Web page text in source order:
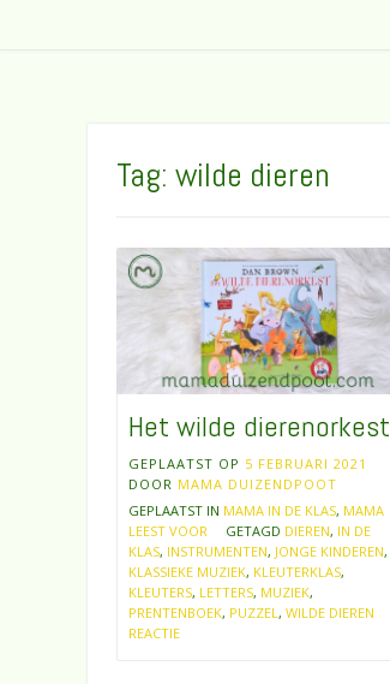
Tag: wilde dieren
Het wilde dierenorkest
GEPLAATST OP 5 FEBRUARI 2021
DOOR MAMA DUIZENDPOOT
GEPLAATST IN MAMA IN DE KLAS, MAMA
LEEST VOOR
GETAGD DIEREN, IN DE
KLAS, INSTRUMENTEN, JONGE KINDEREN,
KLASSIEKE MUZIEK, KLEUTERKLAS,
KLEUTERS, LETTERS, MUZIEK,
PRENTENBOEK, PUZZEL , WILDE DIEREN
REACTIE